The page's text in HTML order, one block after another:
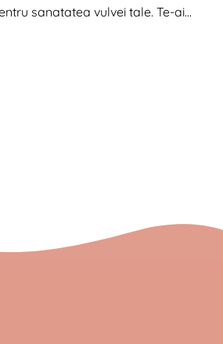
sanatatea vulvei tale. Te-ai
ai obisnuit sa crezi ca i…